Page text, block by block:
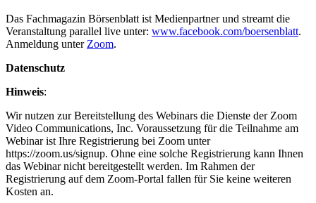
Das Fachmagazin Börsenblatt ist Medienpartner und streamt die
Veranstaltung parallel live unter: www.facebook.com/boersenblatt.
Anmeldung unter Zoom.
Datenschutz
Hinweis:
Wir nutzen zur Bereitstellung des Webinars die Dienste der Zoom
Video Communications, Inc. Voraussetzung für die Teilnahme am
Webinar ist Ihre Registrierung bei Zoom unter
https://zoom.us/signup. Ohne eine solche Registrierung kann Ihnen
das Webinar nicht bereitgestellt werden. Im Rahmen der
Registrierung auf dem Zoom-Portal fallen für Sie keine weiteren
Kosten an.